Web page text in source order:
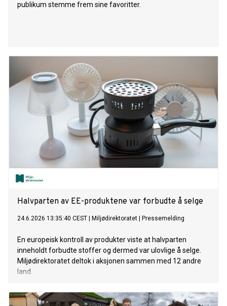
publikum stemme frem sine favoritter.
Halvparten av EE-produktene var forbudte å selge
24.6.2026 13:35:40 CEST Miljødirektoratet Pressemelding
En europeisk kontroll av produkter viste at halvparten
inneholdt forbudte stoffer og dermed var ulovlige å selge.
Miljødirektoratet deltok i aksjonen sammen med 12 andre
land.